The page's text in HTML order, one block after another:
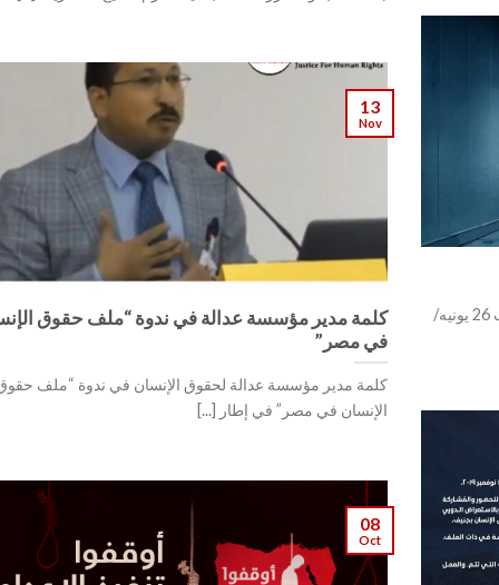
في إطار مناسبة “اليوم العالمى لمساندة ضحايا التعذيب 26 يونيه/
كلمة مدير مؤسسة عدالة في ندوة “ملف حقوق
في مصر”
كلمة مدير مؤسسة عدالة لحقوق الإنسان في ندوة “ملف
الإنسان في مصر” في إطار [...]
13
Nov
08
Oct